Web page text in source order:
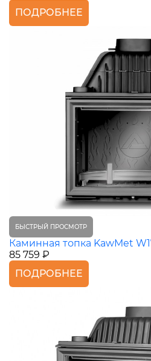
ПОДРОБНЕЕ
БЫСТРЫЙ ПРОСМОТР
Каминная топка KawMet
85 759 ₽
ПОДРОБНЕЕ